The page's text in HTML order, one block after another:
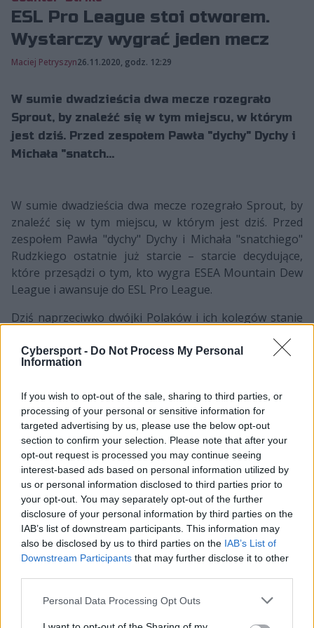
Cybersport - Do Not Process My Personal
Information
If you wish to opt-out of the sale, sharing to third parties, or
processing of your personal or sensitive information for
targeted advertising by us, please use the below opt-out
section to confirm your selection. Please note that after your
opt-out request is processed you may continue seeing
interest-based ads based on personal information utilized by
us or personal information disclosed to third parties prior to
your opt-out. You may separately opt-out of the further
disclosure of your personal information by third parties on the
IAB’s list of downstream participants. This information may
also be disclosed by us to third parties on the IAB’s List of
Downstream Participants that may further disclose it to other
Personal Data Processing Opt Outs
ESL Pro League stoi otworem.
Wystarczy wygrać jeden mecz
Maciej Petryszyn26.11.2020, godz. 12:29
W sumie dwadzieścia dwa mecze rozegrało
Sprout, by znaleźć się w tym miejscu, w którym
jest dziś. Przed zespołem Pawła "dychy" Dychy i
Michała "snatch...
W sumie dwadzieścia dwa mecze rozegrało Sprout, by
znaleźć się w tym miejscu, w którym jest dziś. Przed
zespołem Pawła "dychy" Dychy i Michała "snatchiego"
Rudzkiego ostatnie już starcie – starcie decydujące,
które przesądzi o tym, kto wygra ESEA Mountain Dew
League i awansuje do ESL Pro League.
Dziś naprzeciwko dwójki Polaków i ich kolegów stanie
się, że podopieczni brytyjskiej organizacji dotrą tak
daleko, tym bardziej że niedawno stracili na rzecz
zaś trzeba pamiętać, że już w poprzedniej odsłonie
rozgrywek radzili oni sobie bardzo dobrze, ostatecznie
finiszując tuż za podium. Mimo to trudno uznać ich za
jednoznacznych faworytów czwartkowej potyczki, tym
bardziej że jeszcze w fazie zasadniczej musieli oni
uznać wyższość Sprout. Wiele jednak zależeć będzie od
postawy dychy i snatchiego, którzy w trakcie play-offów
MDL-a nieco spuścili z tonu, podczas gdy jeszcze w
fazie zasadniczej byli wyróżniającymi się postaciami
drużyny.
Sprout puka do bram raju. Ekipa